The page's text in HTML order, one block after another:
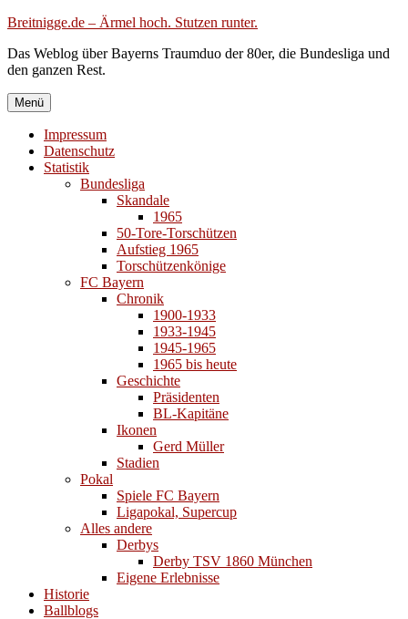
Zum
springen
Breitnigge.de – Ärmel hoch. Stutzen runter.
Das Weblog über Bayerns Traumduo der 80er, die Bundesliga und
den ganzen Rest.
Menü
Impressum
Datenschutz
Statistik
Bundesliga
Skandale
1965
50-Tore-Torschützen
Aufstieg 1965
Torschützenkönige
FC Bayern
Chronik
1900-1933
1933-1945
1945-1965
1965 bis heute
Geschichte
Präsidenten
BL-Kapitäne
Ikonen
Gerd Müller
Stadien
Pokal
Spiele FC Bayern
Ligapokal, Supercup
Alles andere
Derbys
Derby TSV 1860 München
Eigene Erlebnisse
Historie
Ballblogs